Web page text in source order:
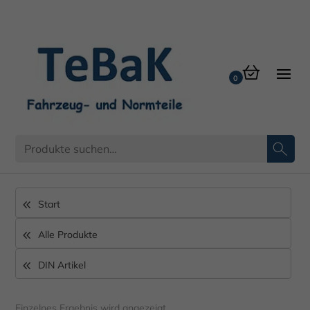
Start
Alle Produkte
DIN Artikel